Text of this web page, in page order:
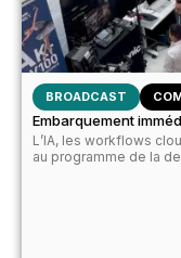
BROADCAST
Embarquement
L’IA, les workflows
au programme de la